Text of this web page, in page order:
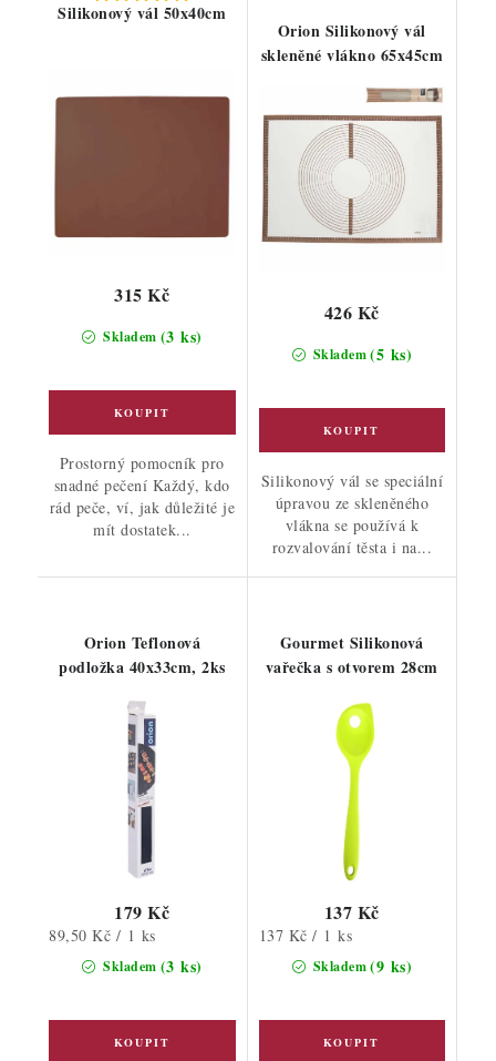
Silikonový vál 50x40cm
Skladem (3 ks)
315 Kč
Prostorný pomocník pro
snadné pečení Každý, kdo
rád peče, ví, jak důležité je
mít dostatek...
Orion Silikonový vál
skleněné vlákno 65x45cm
Skladem(5 ks)
426 Kč
Silikonový vál se speciální
úpravou ze skleněného
vlákna se používá k
rozvalování těsta i na...
Orion Teflonová
podložka 40x33cm, 2ks
Skladem (3 ks)
179 Kč
Měrná
89,50 Kč / 1 ks
Gourmet Silikonová
vařečka s otvorem 28cm
Skladem(9 ks)
137 Kč
Měrná
137 Kč / 1 ks